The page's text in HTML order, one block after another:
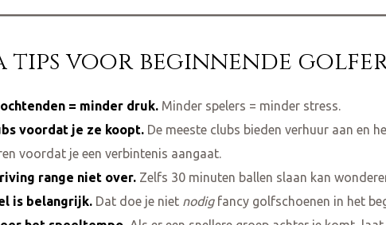
tips voor beginnende
= minder druk.Minder spelers = minder stress.
voordat je ze koopt.De meeste clubs bieden verhuur aan en
voordat je een verbintenis aangaat.
range niet over.Zelfs 30 minuten ballen slaan kan
is belangrijk.Dat doe je niet nodigfancy golfschoenen in het